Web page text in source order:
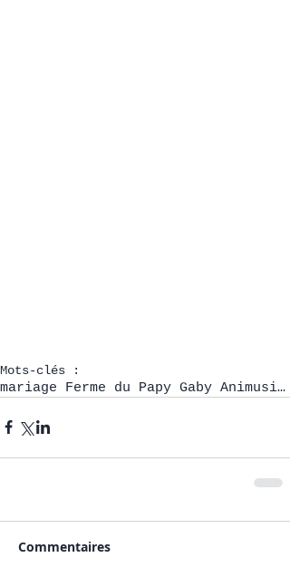
Mots-clés :
mariage Ferme du Papy Gaby Animusik Septembre 2019
Commentaires